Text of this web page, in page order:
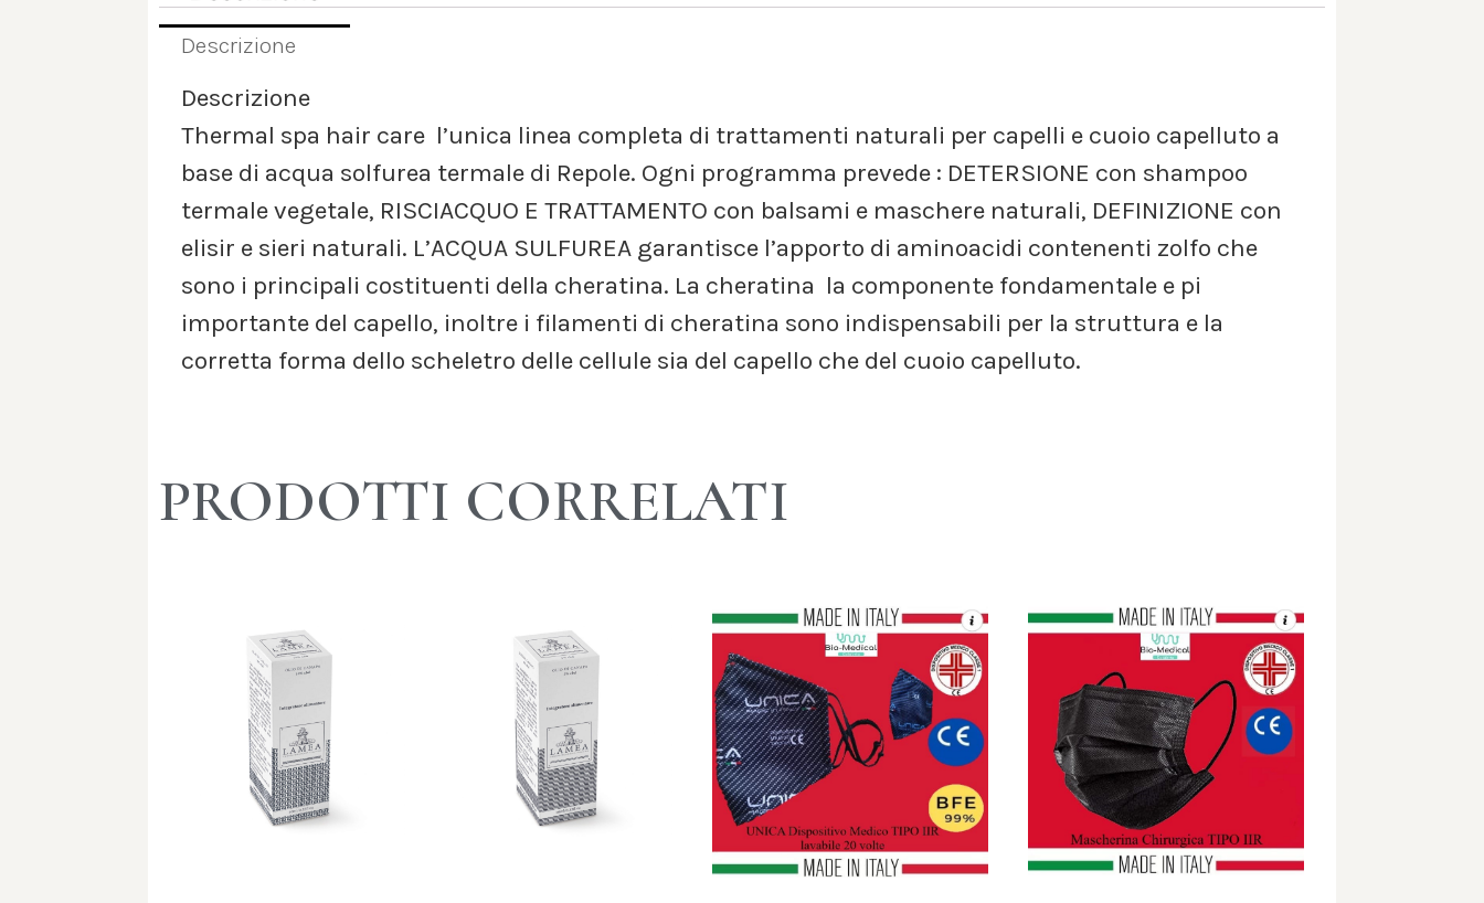
Descrizione
Descrizione
Thermal spa hair care  l’unica linea completa di trattamenti naturali per capelli e cuoio capelluto a
base di acqua solfurea termale di Repole. Ogni programma prevede : DETERSIONE con shampoo
termale vegetale, RISCIACQUO E TRATTAMENTO con balsami e maschere naturali, DEFINIZIONE con
elisir e sieri naturali. L’ACQUA SULFUREA garantisce l’apporto di aminoacidi contenenti zolfo che
sono i principali costituenti della cheratina. La cheratina  la componente fondamentale e pi
importante del capello, inoltre i filamenti di cheratina sono indispensabili per la struttura e la
corretta forma dello scheletro delle cellule sia del capello che del cuoio capelluto.
PRODOTTI CORRELATI